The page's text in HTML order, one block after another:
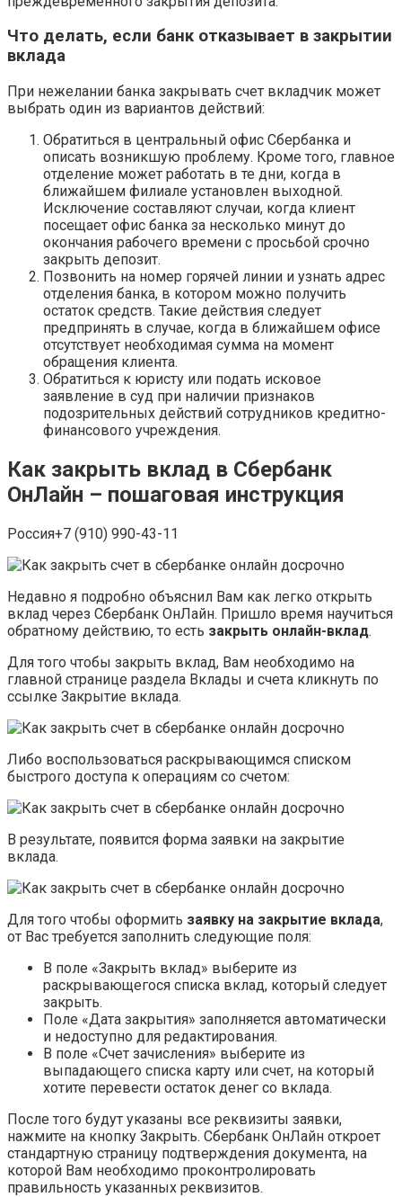
Что делать, если банк отказывает в закрытии
вклада
При нежелании банка закрывать счет вкладчик может
выбрать один из вариантов действий:
Обратиться в центральный офис Сбербанка и
описать возникшую проблему. Кроме того, главное
отделение может работать в те дни, когда в
ближайшем филиале установлен выходной.
Исключение составляют случаи, когда клиент
посещает офис банка за несколько минут до
окончания рабочего времени с просьбой срочно
закрыть депозит.
Позвонить на номер горячей линии и узнать адрес
отделения банка, в котором можно получить
остаток средств. Такие действия следует
предпринять в случае, когда в ближайшем офисе
отсутствует необходимая сумма на момент
обращения клиента.
Обратиться к юристу или подать исковое
заявление в суд при наличии признаков
подозрительных действий сотрудников кредитно-
финансового учреждения.
Как закрыть вклад в Сбербанк
ОнЛайн – пошаговая инструкция
Россия+7 (910) 990-43-11
Недавно я подробно объяснил Вам как легко открыть
вклад через Сбербанк ОнЛайн. Пришло время научиться
обратному действию, то есть закрыть онлайн-вклад.
Для того чтобы закрыть вклад, Вам необходимо на
главной странице раздела Вклады и счета кликнуть по
ссылке Закрытие вклада.
Либо воспользоваться раскрывающимся списком
быстрого доступа к операциям со счетом:
В результате, появится форма заявки на закрытие
вклада.
Для того чтобы оформить заявку на закрытие вклада,
от Вас требуется заполнить следующие поля:
В поле «Закрыть вклад» выберите из
раскрывающегося списка вклад, который следует
закрыть.
Поле «Дата закрытия» заполняется автоматически
и недоступно для редактирования.
В поле «Счет зачисления» выберите из
выпадающего списка карту или счет, на который
хотите перевести остаток денег со вклада.
После того будут указаны все реквизиты заявки,
нажмите на кнопку Закрыть. Сбербанк ОнЛайн откроет
стандартную страницу подтверждения документа, на
которой Вам необходимо проконтролировать
правильность указанных реквизитов.